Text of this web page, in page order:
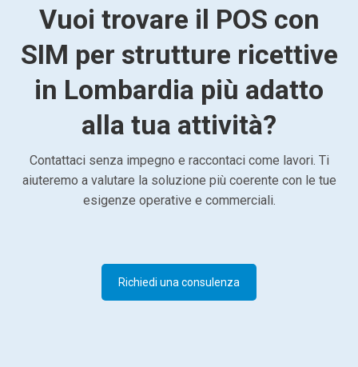
Vuoi trovare il POS con
SIM per strutture ricettive
in Lombardia più adatto
alla tua attività?
Contattaci senza impegno e raccontaci come lavori. Ti
aiuteremo a valutare la soluzione più coerente con le tue
esigenze operative e commerciali.
Richiedi una consulenza